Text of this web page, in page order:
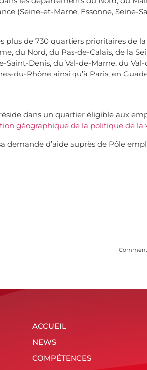
(Seine-et-Marne, Essonne, Seine-
plus de 730 quartiers prioritaires de
du Nord, du Pas-de-Calais, de la
Saint-Denis, du Val-de-Marne, du
du-Rhône ainsi qu’à Paris, en
dans un quartier éligible aux
géographique de la politique de la
demande d’aide auprès de Pôle
Comment
ACCUEIL
NEWS
COMPÉTENCES